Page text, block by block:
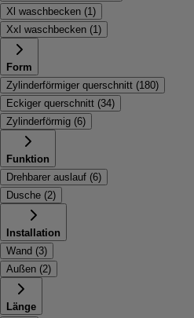
Xl waschbecken (1)
Xxl waschbecken (1)
Form
Zylinderförmiger querschnitt (180)
Eckiger querschnitt (34)
Zylinderförmig (6)
Funktion
Drehbarer auslauf (6)
Dusche (2)
Installation
Wand (3)
Außen (2)
Länge